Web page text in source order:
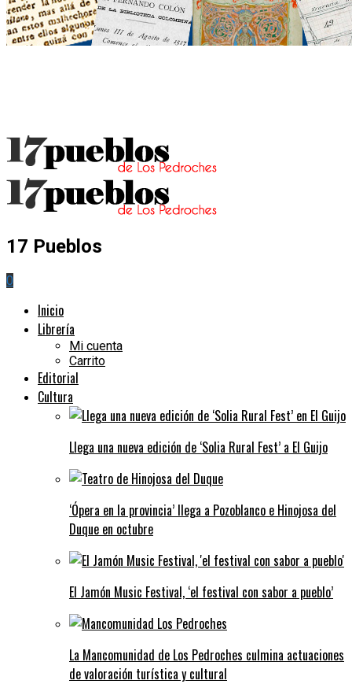
17 Pueblos
0
Inicio
Librería
Mi cuenta
Carrito
Editorial
Cultura
Llega una nueva edición de ‘Solia Rural Fest’ a El Guijo
‘Ópera en la provincia’ llega a Pozoblanco e Hinojosa del
Duque en octubre
El Jamón Music Festival, ‘el festival con sabor a pueblo’
La Mancomunidad de Los Pedroches culmina actuaciones
de valoración turística y cultural